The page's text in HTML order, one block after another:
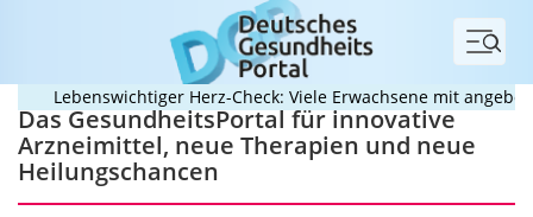
Menü
Lebenswichtiger Herz-Check: Viele Erwachsene mit
Das GesundheitsPortal für innovative
Arzneimittel, neue Therapien und neue
Heilungschancen